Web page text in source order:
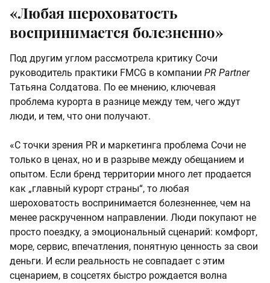
«Любая шероховатость
воспринимается болезненно»
Под другим углом рассмотрела критику Сочи
руководитель практики FMCG в компании PR Partner
Татьяна Солдатова. По ее мнению, ключевая
проблема курорта в разнице между тем, чего ждут
люди, и тем, что они получают.
«С точки зрения PR и маркетинга проблема Сочи не
только в ценах, но и в разрыве между обещанием и
опытом. Если бренд территории много лет продается
как „главный курорт страны“, то любая
шероховатость воспринимается болезненнее, чем на
менее раскрученном направлении. Люди покупают не
просто поездку, а эмоциональный сценарий: комфорт,
море, сервис, впечатления, понятную ценность за свои
деньги. И если реальность не совпадает с этим
сценарием, в соцсетях быстро рождается волна